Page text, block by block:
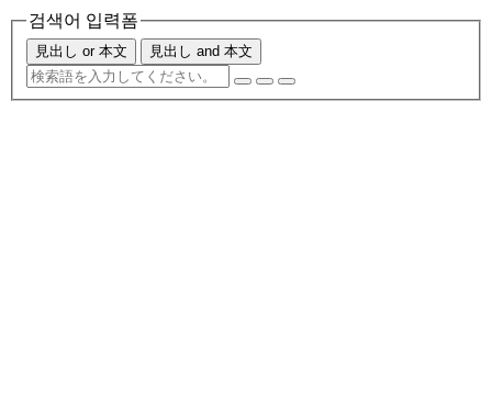
검색어 입력폼
見出し or 本文 見出し and 本文